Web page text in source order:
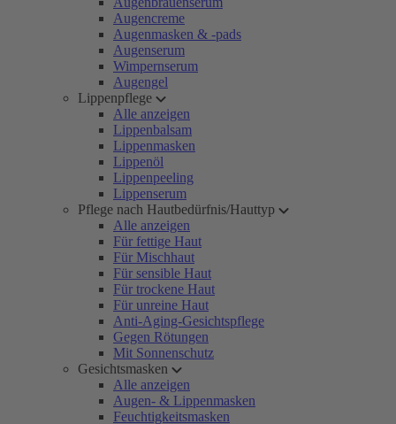
Augencreme
Augenmasken & -pads
Augenserum
Wimpernserum
Augengel
Lippenpflege
Alle anzeigen
Lippenbalsam
Lippenmasken
Lippenöl
Lippenpeeling
Lippenserum
Pflege nach Hautbedürfnis/Hauttyp
Alle anzeigen
Für fettige Haut
Für Mischhaut
Für sensible Haut
Für trockene Haut
Für unreine Haut
Anti-Aging-Gesichtspflege
Gegen Rötungen
Mit Sonnenschutz
Gesichtsmasken
Alle anzeigen
Augen- & Lippenmasken
Feuchtigkeitsmasken